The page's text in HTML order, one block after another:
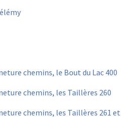
chemins, le Bout du Lac 400
chemins, les Taillères 260
chemins, les Taillères 261 et